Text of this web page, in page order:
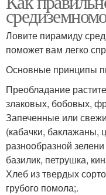
Ловите пирамиду
поможет вам легко
Основные принципы
Преобладание
злаковых, бобовых,
Запеченные или
(кабачки, баклажаны,
разнообразной
базилик, петрушка,
Хлеб из твердых
грубого помола;.